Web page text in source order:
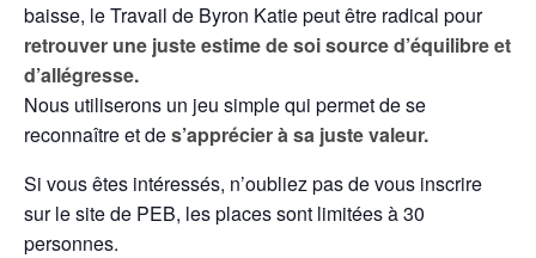
baisse, le Travail de Byron Katie peut être radical pour
retrouver une juste estime de soi source d’équilibre et
d’allégresse.
Nous utiliserons un jeu simple qui permet de se
reconnaître et des’apprécier à sa juste valeur.
Si vous êtes intéressés, n’oubliez pas de vous inscrire
sur le site de PEB, les places sont limitées à 30
personnes.